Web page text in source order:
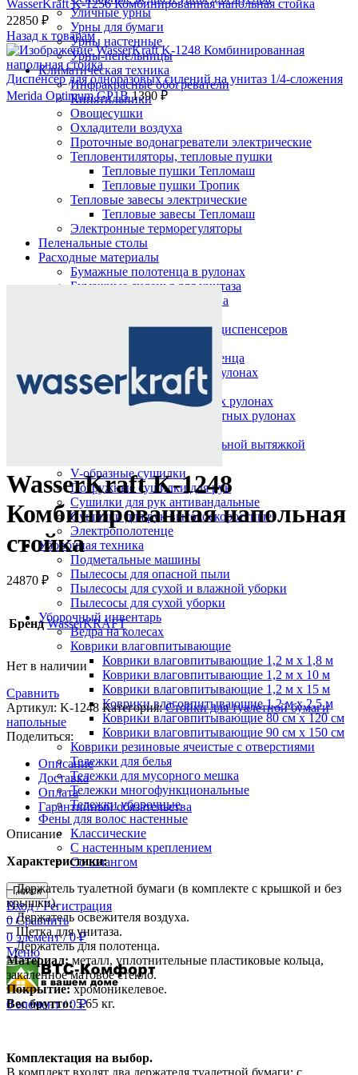
Уличные урны
Урны для бумаги
Урны настенные
Урны-пепельницы
Климатическая техника
Инфракрасные обогреватели
Кипятильники
Овощесушки
Охладители воздуха
Проточные водонагреватели электрические
Тепловентиляторы, тепловые пушки
Тепловые пушки Тепломаш
Тепловые пушки Тропик
Тепловые завесы электрические
Тепловые завесы Тепломаш
Электронные терморегуляторы
Пеленальные столы
Расходные материалы
Бумажные полотенца в рулонах
Бумажные сиденья для унитаза
Дезинфицирующие средства
Картриджи и баллоны для диспенсеров
Листовые бумажные полотенца
Протирочный материал в рулонах
Салфетки для лица
Туалетная бумага в больших рулонах
Туалетная бумага в стандартных рулонах
Туалетная бумага с центральной вытяжкой
V-образные сушилки
Погружные сушилки для рук
Сушилки для рук антивандальные
Сушилки для рук высокоскоростные
Электрополотенце
Уборочная техника
Подметальные машины
Пылесосы для опасной пыли
Пылесосы для сухой и влажной уборки
Пылесосы для сухой уборки
Уборочный инвентарь
Ведра на колесах
Коврики влаговпитывающие
Коврики влаговпитывающие 1,2 м х 1,8 м
Коврики влаговпитывающие 1,2 м х 10 м
Коврики влаговпитывающие 1,2 м х 15 м
Коврики влаговпитывающие 1,2 м х 2,5 м
Коврики влаговпитывающие 80 см х 120 см
Коврики влаговпитывающие 90 см х 150 см
Коврики резиновые ячеистые с отверстиями
Тележки для белья
Тележки для мусорного мешка
Тележки многофункциональные
Тележки уборочные
Фены для волос настенные
Классические
С настенным креплением
Со шлангом
Поиск
Вход / Регистрация
0 Сравнить
0 элемент / 0₽
Меню
0элемент / 0₽
WasserKraft K-1256 Комбинированная напольная стойка
22850 ₽
Назад к товарам
Диспенсер для одноразовых сидений на унитаз 1/4-сложения
Merida Optimum GP1B1390 ₽
Нажмите, чтобы увеличить
WasserKraft K-1248
Комбинированная напольная
стойка
24870 ₽
Бренд WasserKRAFT
Нет в наличии
Сравнить
Артикул: K-1248 Категория: Стойки для туалетной бумаги
напольные
Поделиться:
Описание
Доставка
Оплата
Гарантийный обязательства
Описание
Характеристики:
– Держатель туалетной бумаги (в комплекте с крышкой и без
крышки).
– Держатель освежителя воздуха.
– Щетка для унитаза.
– Держатель для полотенца.
Материал:металл, уплотнительные пластиковые кольца,
закаленное матовое стекло.
Покрытие:хромоникелевое.
Вес брутто:5.65 кг.
Комплектация на выбор.
В комплект входят два держателя туалетной бумаги: с